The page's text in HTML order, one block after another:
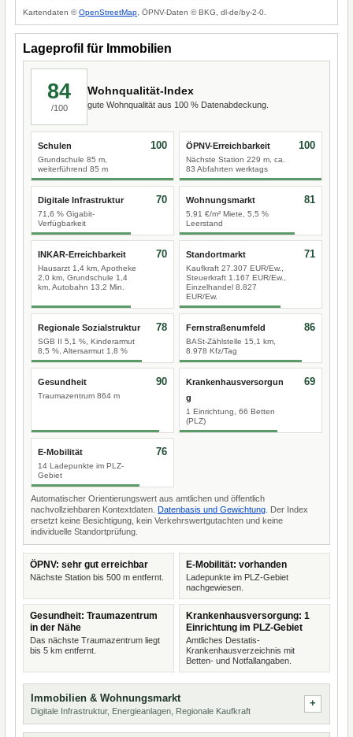
Kartendaten ©OpenStreetMap , ÖPNV-Daten © BKG, dl-de/by-2-0.
Lageprofil für Immobilien
84
/100
Wohnqualität-Index
gute Wohnqualität aus 100 % Datenabdeckung.
Schulen
Grundschule 85 m,
weiterführend 85 m
100 ÖPNV-Erreichbarkeit
Nächste Station 229 m, ca.
83 Abfahrten werktags
100
Digitale Infrastruktur
71,6 % Gigabit-
Verfügbarkeit
70 Wohnungsmarkt
5,91 €/m² Miete, 5,5 %
Leerstand
81
INKAR-Erreichbarkeit
Hausarzt 1,4 km, Apotheke
2,0 km, Grundschule 1,4
km, Autobahn 13,2 Min.
70 Standortmarkt
Kaufkraft 27.307 EUR/Ew.,
Steuerkraft 1.167 EUR/Ew.,
Einzelhandel 8.827
EUR/Ew.
71
Regionale Sozialstruktur
SGB II 5,1 %, Kinderarmut
8,5 %, Altersarmut 1,8 %
78 Fernstraßenumfeld
BASt-Zählstelle 15,1 km,
8.978 Kfz/Tag
86
Gesundheit
Traumazentrum 864 m
90
Krankenhausversorgun
g
1 Einrichtung, 66 Betten
(PLZ)
69
E-Mobilität
14 Ladepunkte im PLZ-
Gebiet
76
Automatischer Orientierungswert aus amtlichen und öffentlich
nachvollziehbaren Kontextdaten. Datenbasis und Gewichtung . Der Index
ersetzt keine Besichtigung, kein Verkehrswertgutachten und keine
individuelle Standortprüfung.
ÖPNV: sehr gut erreichbar
Nächste Station bis 500 m entfernt.
E-Mobilität: vorhanden
Ladepunkte im PLZ-Gebiet
nachgewiesen.
Gesundheit: Traumazentrum
in der Nähe
Das nächste Traumazentrum liegt
bis 5 km entfernt.
Krankenhausversorgung: 1
Einrichtung im PLZ-Gebiet
Amtliches Destatis-
Krankenhausverzeichnis mit
Betten- und Notfallangaben.
Immobilien & Wohnungsmarkt
Digitale Infrastruktur, Energieanlagen, Regionale Kaufkraft